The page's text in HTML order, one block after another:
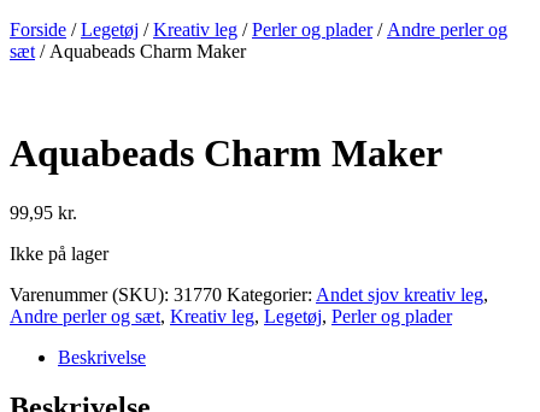
Forside /Legetøj /Kreativ leg /Perler og plader/ Andre perler og
sæt / Aquabeads Charm Maker
Aquabeads Charm Maker
99,95 kr.
Ikke på lager
Varenummer (SKU): 31770 Kategorier: Andet sjov kreativ leg,
Andre perler og sæt, Kreativ leg, Legetøj, Perler og plader
Beskrivelse